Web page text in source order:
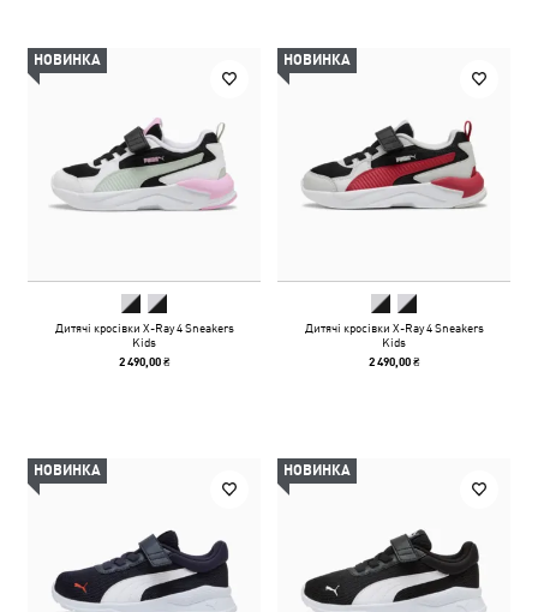
НОВИНКА
Дитячі кросівки X-Ray 4 Sneakers
Kids
2 490,00 ₴
НОВИНКА
Дитячі кросівки X-Ray 4 Sneakers
Kids
2 490,00 ₴
НОВИНКА НОВИНКА